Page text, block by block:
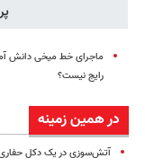
ماجرای خط میخی دانش
رایج نیست؟
در همین زمینه
آتش‌سوزی در یک دکل حفاری